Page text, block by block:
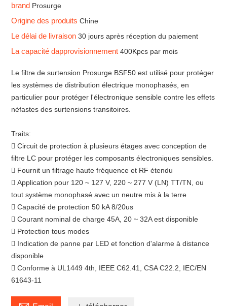
brand Prosurge
Origine des produitsChine
Le délai de livraison30 jours après réception du paiement
La capacité dapprovisionnement400Kpcs par mois
Le filtre de surtension Prosurge BSF50 est utilisé pour protéger
les systèmes de distribution électrique monophasés, en
particulier pour protéger l'électronique sensible contre les effets
néfastes des surtensions transitoires.
Traits:
 Circuit de protection à plusieurs étages avec conception de
filtre LC pour protéger les composants électroniques sensibles.
 Fournit un filtrage haute fréquence et RF étendu
 Application pour 120 ~ 127 V, 220 ~ 277 V (LN) TT/TN, ou
tout système monophasé avec un neutre mis à la terre
 Capacité de protection 50 kA 8/20us
 Courant nominal de charge 45A, 20 ~ 32A est disponible
 Protection tous modes
 Indication de panne par LED et fonction d'alarme à distance
disponible
 Conforme à UL1449 4th, IEEE C62.41, CSA C22.2, IEC/EN
61643-11